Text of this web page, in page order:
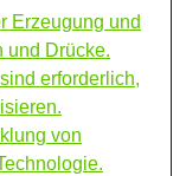
Erzeugung und
und Drücke.
erforderlich,
von